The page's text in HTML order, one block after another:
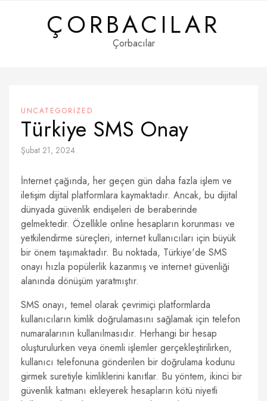
ÇORBACILAR
Çorbacılar
UNCATEGORIZED
Türkiye SMS Onay
Şubat 21, 2024
İnternet çağında, her geçen gün daha fazla işlem ve
iletişim dijital platformlara kaymaktadır. Ancak, bu dijital
dünyada güvenlik endişeleri de beraberinde
gelmektedir. Özellikle online hesapların korunması ve
yetkilendirme süreçleri, internet kullanıcıları için büyük
bir önem taşımaktadır. Bu noktada, Türkiye'de SMS
onayı hızla popülerlik kazanmış ve internet güvenliği
alanında dönüşüm yaratmıştır.
SMS onayı, temel olarak çevrimiçi platformlarda
kullanıcıların kimlik doğrulamasını sağlamak için telefon
numaralarının kullanılmasıdır. Herhangi bir hesap
oluşturulurken veya önemli işlemler gerçekleştirilirken,
kullanıcı telefonuna gönderilen bir doğrulama kodunu
girmek suretiyle kimliklerini kanıtlar. Bu yöntem, ikinci bir
güvenlik katmanı ekleyerek hesapların kötü niyetli